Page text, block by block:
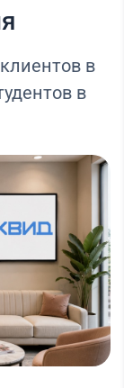
в
в